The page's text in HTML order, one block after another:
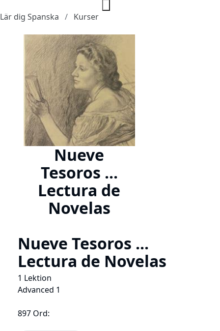
Lär dig Spanska Kurser
Nueve
Tesoros ...
Lectura de
Novelas
Nueve Tesoros ...
Lectura de Novelas
1 Lektion
Advanced 1
897 Ord: